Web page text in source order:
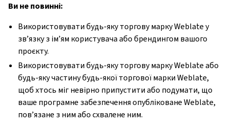
Ви не повинні:
Використовувати будь-яку торгову марку Weblate у
зв’язку з ім’ям користувача або брендингом вашого
проєкту.
Використовувати будь-яку торгову марку Weblate або
будь-яку частину будь-якої торгової марки Weblate,
щоб хтось міг невірно припустити або подумати, що
ваше програмне забезпечення опубліковане Weblate,
пов’язане з ним або схвалене ним.